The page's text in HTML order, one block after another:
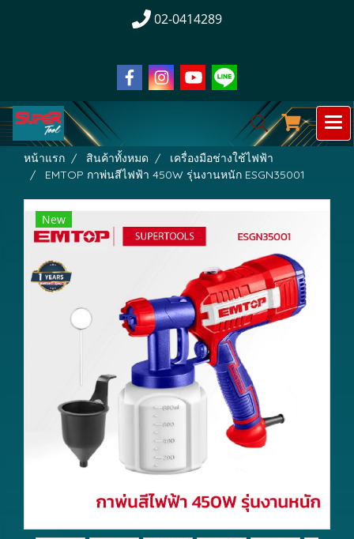
02-0414289
หน้าแรก สินค้าทั้งหมด
เครื่องมือช่างใช้ไฟฟ้า
EMTOP กาพ่นสีไฟฟ้า 450W รุ่นงานหนัก ESGN35001
New